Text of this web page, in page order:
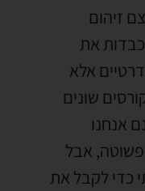
זיהום
את
אלא
שונים
אנחנו
אבל
כדי לקבל את